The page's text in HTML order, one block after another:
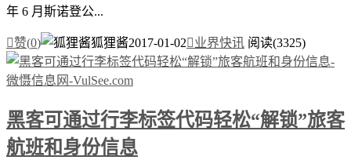
年 6 月斯诺登公...
赞(0) 狐狸酱2017-01-02业界快讯 阅读(3325)
黑客可通过行李标签代码轻松“解锁”旅客
航班和身份信息